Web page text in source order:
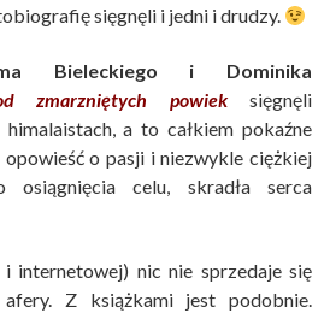
sięgnęli i jedni i drudzy.
Bieleckiego i Dominika
zmarzniętych powieksięgnęli
a to całkiem pokaźne
opowieść o pasji i niezwykle ciężkiej
celu, skradła serca
internetowej) nic nie sprzedaje się
Z książkami jest podobnie.